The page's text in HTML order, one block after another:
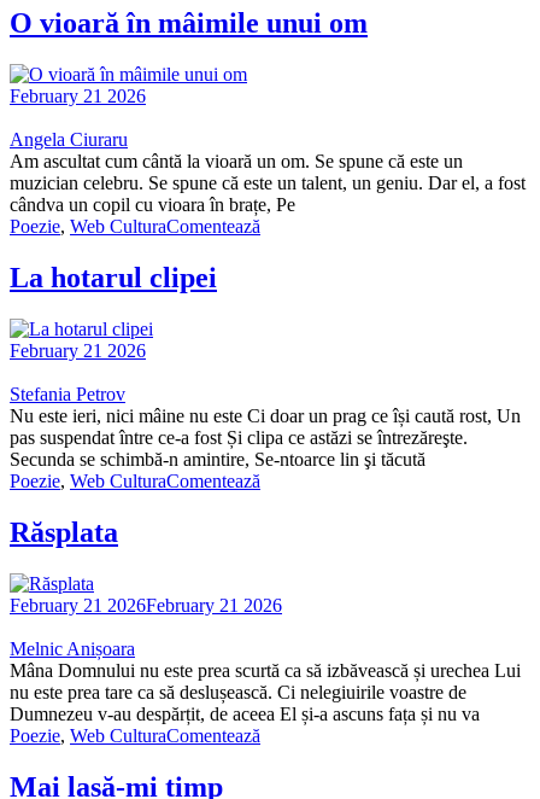
O vioară în mâimile unui om
February 21 2026
Angela Ciuraru
Am ascultat cum cântă la vioară un om. Se spune că este un
muzician celebru. Se spune că este un talent, un geniu. Dar el, a fost
cândva un copil cu vioara în brațe, Pe
Poezie, Web CulturaComentează
La hotarul clipei
February 21 2026
Stefania Petrov
Nu este ieri, nici mâine nu este Ci doar un prag ce își caută rost, Un
pas suspendat între ce-a fost Și clipa ce astăzi se întrezăreşte.
Secunda se schimbă-n amintire, Se-ntoarce lin şi tăcută
Poezie, Web CulturaComentează
Răsplata
February 21 2026February 21 2026
Melnic Anișoara
Mâna Domnului nu este prea scurtă ca să izbăvească și urechea Lui
nu este prea tare ca să deslușească. Ci nelegiuirile voastre de
Dumnezeu v-au despărțit, de aceea El și-a ascuns fața și nu va
Poezie, Web CulturaComentează
Mai lasă-mi timp